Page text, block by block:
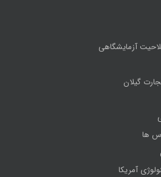
آزمایشگاهی
گیلان
ها
آمریکا